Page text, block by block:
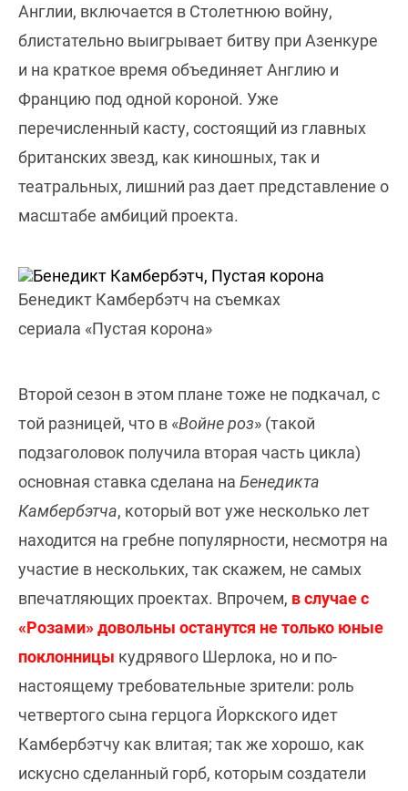
Англии, включается в Столетнюю войну,
блистательно выигрывает битву при Азенкуре
и на краткое время объединяет Англию и
Францию под одной короной. Уже
перечисленный касту, состоящий из главных
британских звезд, как киношных, так и
театральных, лишний раз дает представление о
масштабе амбиций проекта.
Бенедикт Камбербэтч на съемках
сериала «Пустая корона»
Второй сезон в этом плане тоже не подкачал, с
той разницей, что в «Войне роз» (такой
подзаголовок получила вторая часть цикла)
основная ставка сделана на Бенедикта
Камбербэтча, который вот уже несколько лет
находится на гребне популярности, несмотря на
участие в нескольких, так скажем, не самых
впечатляющих проектах. Впрочем, в случае с
«Розами» довольны останутся не только юные
поклонницы кудрявого Шерлока, но и по-
настоящему требовательные зрители: роль
четвертого сына герцога Йоркского идет
Камбербэтчу как влитая; так же хорошо, как
искусно сделанный горб, которым создатели